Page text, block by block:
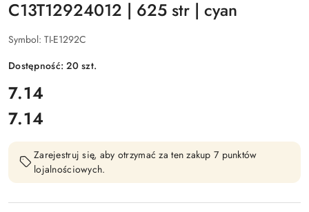
C13T12924012 | 625 str | cyan
Symbol: TI-E1292C
Dostępność:20szt.
cena:
7.14
Cena:
7.14
Zarejestruj się, aby otrzymać za ten zakup 7 punktów
lojalnościowych.